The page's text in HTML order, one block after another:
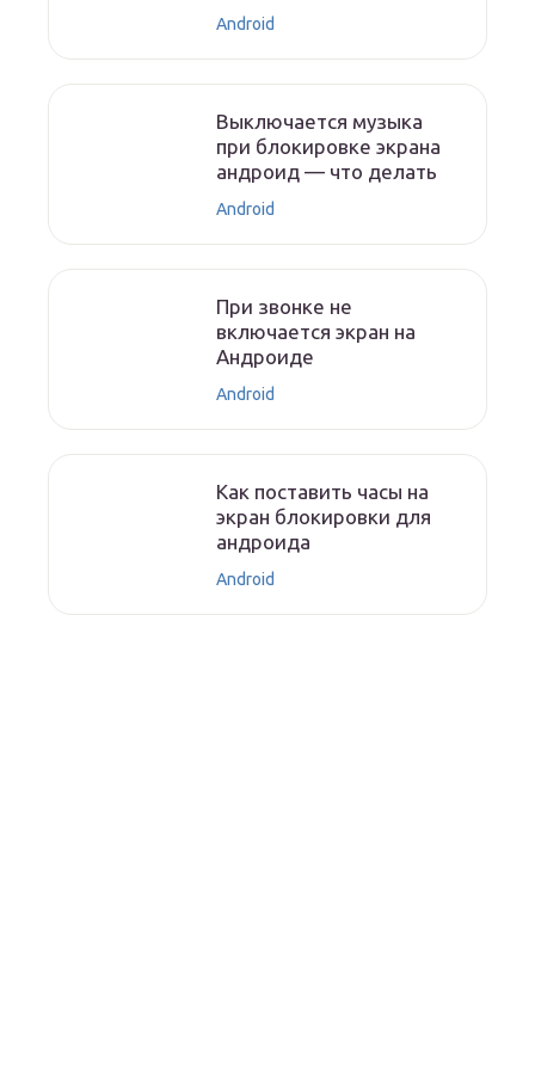
Android
Выключается музыка
при блокировке экрана
андроид — что делать
Android
При звонке не
включается экран на
Андроиде
Android
Как поставить часы на
экран блокировки для
андроида
Android